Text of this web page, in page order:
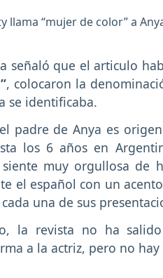
llama “mujer de color” a
señaló que el articulo
, colocaron la
se identificaba.
padre de Anya es
los 6 años en
muy orgullosa de
el español con un
una de sus
la revista no ha
a la actriz, pero no